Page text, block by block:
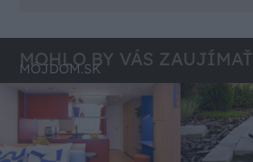
MOHLO BY VÁS ZAUJÍMAŤ
MÔJDOM.SK